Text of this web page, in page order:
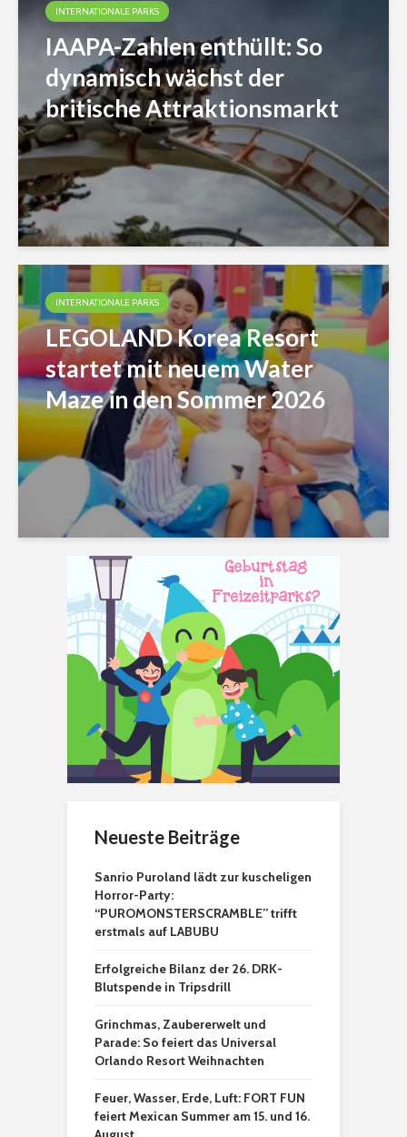
INTERNATIONALE PARKS
IAAPA-Zahlen enthüllt: So
dynamisch wächst der
britische Attraktionsmarkt
INTERNATIONALE PARKS
LEGOLAND Korea Resort
startet mit neuem Water
Maze in den Sommer 2026
Neueste Beiträge
Sanrio Puroland lädt zur kuscheligen
Horror-Party:
“PUROMONSTERSCRAMBLE” trifft
erstmals auf LABUBU
Erfolgreiche Bilanz der 26. DRK-
Blutspende in Tripsdrill
Grinchmas, Zaubererwelt und
Parade: So feiert das Universal
Orlando Resort Weihnachten
Feuer, Wasser, Erde, Luft: FORT FUN
feiert Mexican Summer am 15. und 16.